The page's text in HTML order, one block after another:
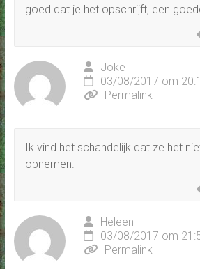
goed dat je het opschrijft, een
Joke
03/08/2017 om
Permalink
Ik vind het schandelijk dat ze het
opnemen.
Heleen
03/08/2017 om
Permalink